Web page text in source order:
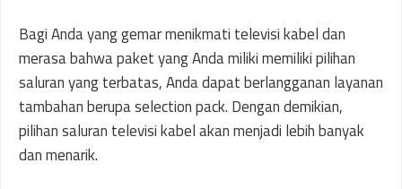
Bagi Anda yang gemar menikmati televisi kabel dan
merasa bahwa paket yang Anda miliki memiliki pilihan
saluran yang terbatas, Anda dapat berlangganan layanan
tambahan berupa selection pack. Dengan demikian,
pilihan saluran televisi kabel akan menjadi lebih banyak
dan menarik.